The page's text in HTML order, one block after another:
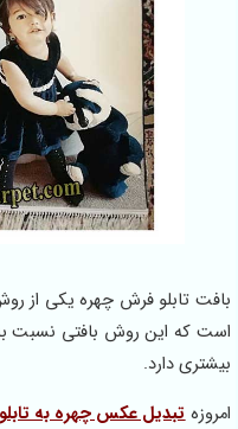
تابلو فرش چهره یکی از
که این روش بافتی نسبت
دارد.
تبدیل عکس چهره به